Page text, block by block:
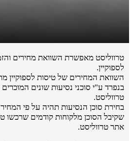
טרווליסט מאפשרת השוואת מחירים
לספוקיין.
השוואת המחירים של טיסות לספוקיין
בנפרד ע"י סוכני נסיעות שונים
טרווליסט.
בחירת סוכן הנסיעות תהיה על פי המחיר
שקיבל הסוכן מלקוחות קודמים שרכשו
אתר טרווליסט.